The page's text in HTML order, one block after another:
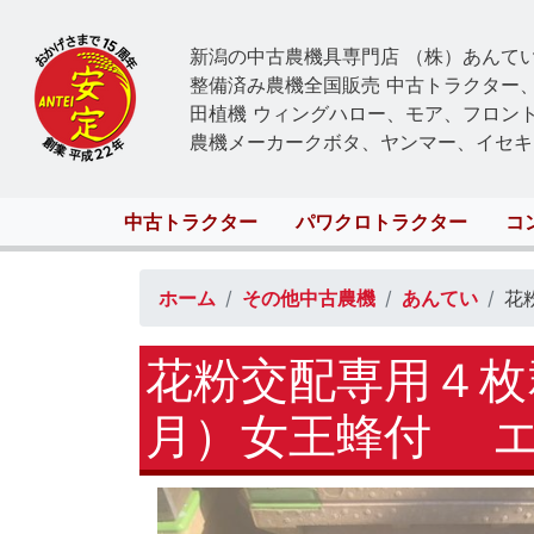
新潟の中古農機具専門店 （株）あんて
整備済み農機全国販売 中古トラクター
田植機 ウィングハロー、モア、フロン
農機メーカークボタ、ヤンマー、イセ
Main
navigation
中古トラクター パワクロトラクター コ
ホーム その他中古農機 あんてい 花
花粉交配専用４
月）女王蜂付